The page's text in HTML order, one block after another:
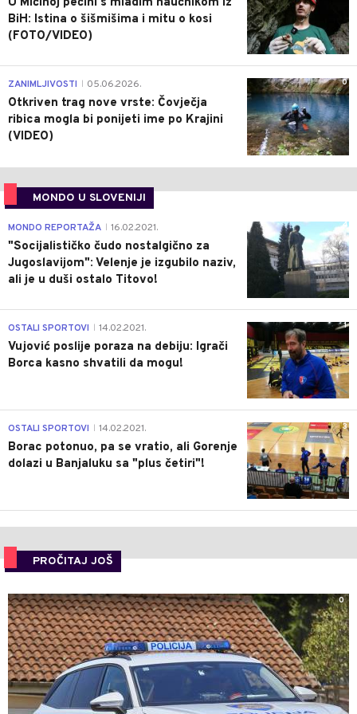
BiH: Istina o šišmišima i mitu o kosi
(FOTO/VIDEO)
0
ZANIMLJIVOSTI 05.06.2026.
Otkriven trag nove vrste: Čovječja
ribica mogla bi ponijeti ime po Krajini
(VIDEO)
MONDO U SLOVENIJI
4
MONDO REPORTAŽA 16.02.2021.
"Socijalističko čudo nostalgično za
Jugoslavijom": Velenje je izgubilo naziv,
ali je u duši ostalo Titovo!
1
OSTALI SPORTOVI 14.02.2021.
Vujović poslije poraza na debiju: Igrači
Borca kasno shvatili da mogu!
3
OSTALI SPORTOVI 14.02.2021.
Borac potonuo, pa se vratio, ali Gorenje
dolazi u Banjaluku sa "plus četiri"!
PROČITAJ JOŠ
0